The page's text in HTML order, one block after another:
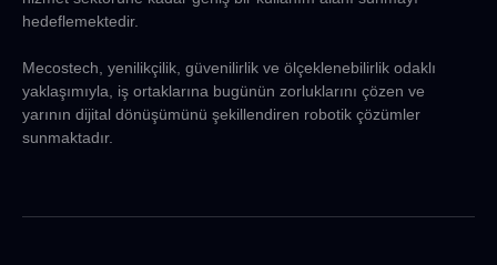
hedeflemektedir.
Mecostech, yenilikçilik, güvenilirlik ve ölçeklenebilirlik odaklı
yaklaşımıyla, iş ortaklarına bugünün zorluklarını çözen ve
yarının dijital dönüşümünü şekillendiren robotik çözümler
sunmaktadır.